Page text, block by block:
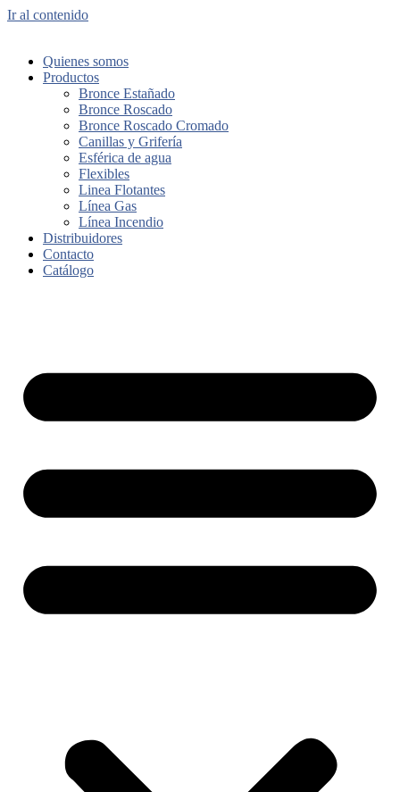
Ir al contenido
Quienes somos
Productos
Bronce Estañado
Bronce Roscado
Bronce Roscado Cromado
Canillas y Grifería
Esférica de agua
Flexibles
Linea Flotantes
Línea Gas
Línea Incendio
Distribuidores
Contacto
Catálogo